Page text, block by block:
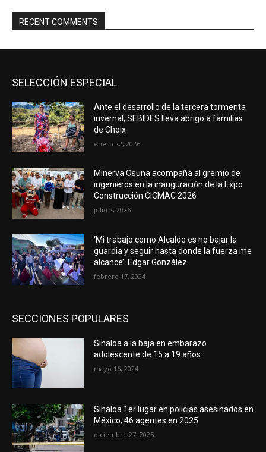
RECENT COMMENTS
SELECCIÓN ESPECIAL
Ante el desarrollo de la tercera tormenta
invernal, SEBIDES lleva abrigo a familias
de Choix
enero 22, 2026
Minerva Osuna acompaña al gremio de
ingenieros en la inauguración de la Expo
Construcción CICMAC 2026
julio 2, 2026
‘Mi trabajo como Alcalde es no bajar la
guardia y seguir hasta donde la fuerza me
alcance’: Edgar González
febrero 17, 2024
SECCIONES POPULARES
Sinaloa a la baja en embarazo
adolescente de 15 a 19 años
mayo 16, 2024
Sinaloa 1er lugar en policías asesinados en
México; 46 agentes en 2025
diciembre 27, 2025